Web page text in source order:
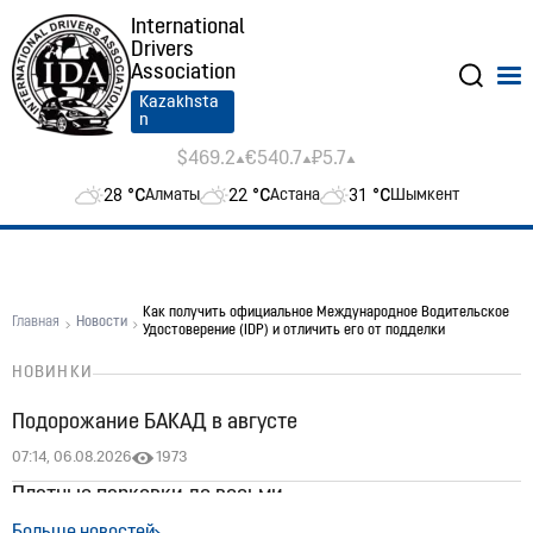
International
Drivers
Association
Kazakhsta
n
$469.2 €540.7 ₽5.7
28 °CАлматы 22 °CАстана 31 °CШымкент
Главная Новости
Как получить официальное Международное Водительское
Удостоверение (IDP) и отличить его от подделки
НОВИНКИ
Подорожание БАКАД в августе
07:14, 06.08.2026 1973
Платные парковки до восьми